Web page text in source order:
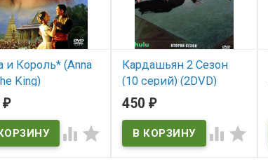
и Король* (Anna
King)
and the King
₽
 
Кардашьян 2 Сезон
(10 серий) (2DVD)
(Csak semmi pánik...)
В наличии
Csak semmi pánik...
450₽
 